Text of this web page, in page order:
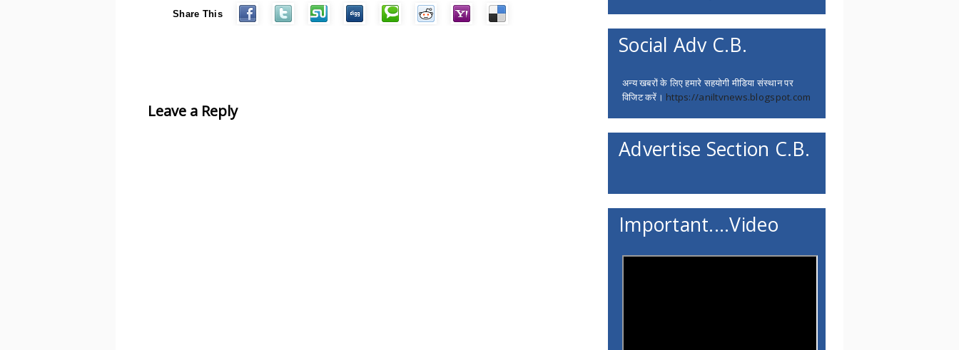
Share This
Leave a Reply
Social Adv C.B.
अन्य खबरों के लिए हमारे सहयोगी मीडिया संस्थान पर
विजिट करें। https://aniltvnews.blogspot.com
Advertise Section C.B.
Important....Video